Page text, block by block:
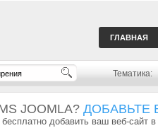
ГЛАВНАЯ
Тематика:
JOOMLA? ДОБАВЬТЕ
добавить ваш веб-сайт